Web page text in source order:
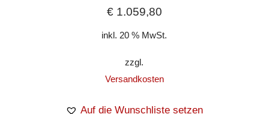
€1.059,80
inkl. 20 % MwSt.
zzgl.
Versandkosten
Auf die Wunschliste setzen